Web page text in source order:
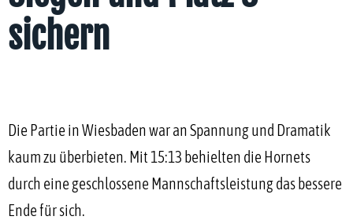
sichern
Die Partie in Wiesbaden war an Spannung und Dramatik
kaum zu überbieten. Mit 15:13 behielten die Hornets
durch eine geschlossene Mannschaftsleistung das bessere
Ende für sich.